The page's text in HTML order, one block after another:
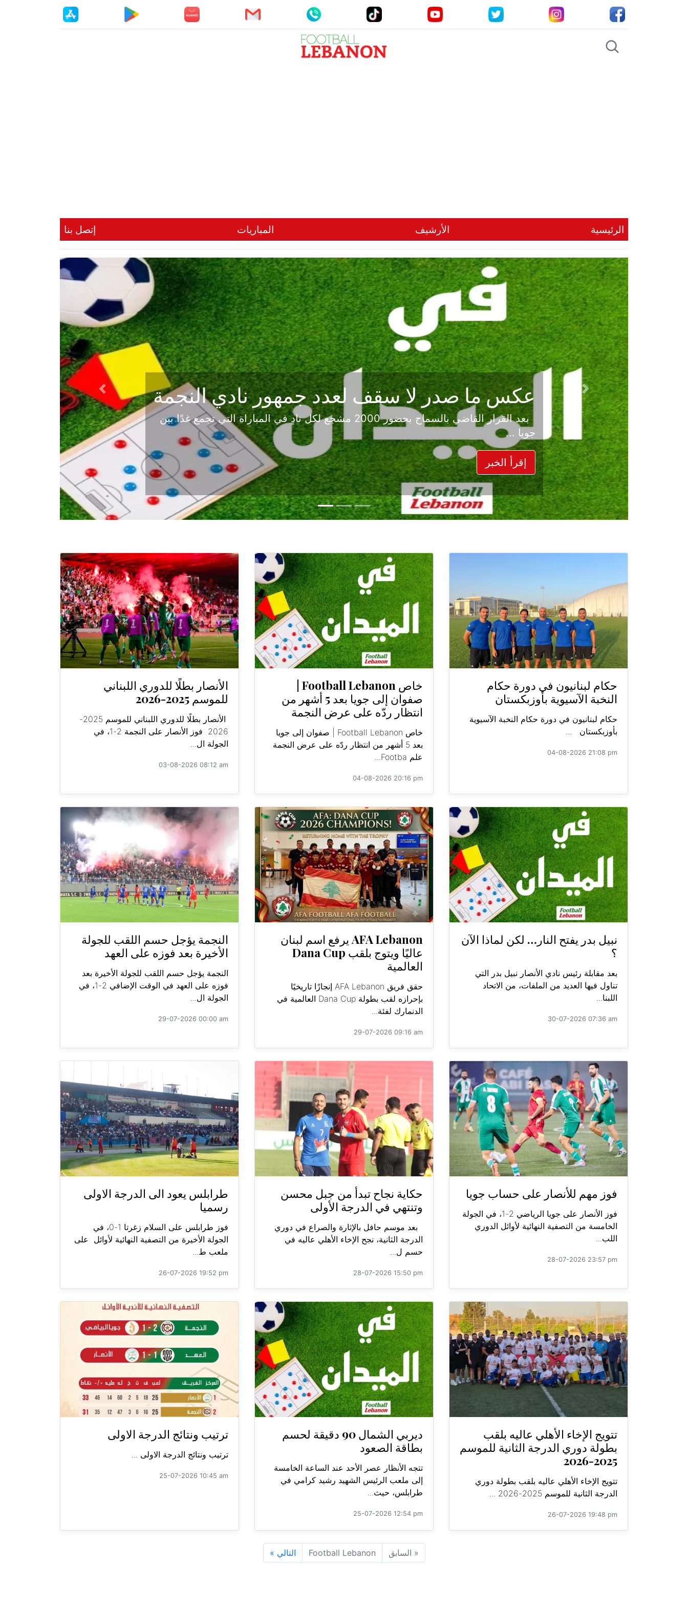
الرئيسية الأرشيف المباريات إتصل بنا
عكس ما صدر لا سقف لعدد جمهور نادي النجمة
بعد القرار القاضي بالسماح بحضور 2000 مشجع لكل نادٍ في المباراة التي تجمع غدًا بين
جويا ...
إقرأ الخبر
Previous
Next
حكام لبنانيون في دورة حكام
النخبة الآسيوية بأوزبكستان
حكام لبنانيون في دورة حكام النخبة الآسيوية
بأوزبكستان ...
04-08-2026 21:08 pm
صفوان إلى جويا بعد 5 أشهر من
انتظار ردّه على عرض النجمة
خاص Football Lebanon | صفوان إلى جويا
بعد 5 أشهر من انتظار ردّه على عرض النجمة
علم Footba...
04-08-2026 20:16 pm
الأنصار بطلًا للدوري اللبناني
للموسم 2025-2026
الأنصار بطلًا للدوري اللبناني للموسم 2025-
2026 فوز الأنصار على النجمة 2-1، في
الجولة ال...
03-08-2026 08:12 am
نبيل بدر يفتح النار… لكن لماذا الآن
؟
بعد مقابلة رئيس نادي الأنصار نبيل بدر التي
تناول فيها العديد من الملفات، من الاتحاد
اللبنا...
30-07-2026 07:36 am
AFA Lebanon يرفع اسم لبنان
عاليًا ويتوج بلقب Dana Cup
العالمية
حقق فريق AFA Lebanon إنجازًا تاريخيًا
بإحرازه لقب بطولة Dana Cup العالمية في
الدنمارك لفئة...
29-07-2026 09:16 am
النجمة يؤجل حسم اللقب للجولة
الأخيرة بعد فوزه على العهد
النجمة يؤجل حسم اللقب للجولة الأخيرة بعد
فوزه على العهد في الوقت الإضافي 2-1، في
الجولة ال...
29-07-2026 00:00 am
فوز مهم للأنصار على حساب جويا
فوز الأنصار على جويا الرياضي 2-1، في الجولة
الخامسة من التصفية النهائية لأوائل الدوري
اللب...
28-07-2026 23:57 pm
حكاية نجاح تبدأ من جبل محسن
وتنتهي في الدرجة الأولى
بعد موسم حافل بالإثارة والصراع في دوري
الدرجة الثانية، نجح الإخاء الأهلي عاليه في
حسم ل...
28-07-2026 15:50 pm
طرابلس يعود الى الدرجة الاولى
رسميا
فوز طرابلس على السلام زغرتا 1-0، في
الجولة الأخيرة من التصفية النهائية لأوائل على
ملعب ط...
26-07-2026 19:52 pm
تتويج الإخاء الأهلي عاليه بلقب
بطولة دوري الدرجة الثانية للموسم
2025-2026
تتويج الإخاء الأهلي عاليه بلقب بطولة دوري
الدرجة الثانية للموسم 2025-2026 ...
26-07-2026 19:48 pm
ديربي الشمال 90 دقيقة لحسم
بطاقة الصعود
تتجه الأنظار عصر الأحد عند الساعة الخامسة
إلى ملعب الرئيس الشهيد رشيد كرامي في
طرابلس، حيث...
25-07-2026 12:54 pm
ترتيب ونتائج الدرجة الاولى
ترتيب ونتائج الدرجة الاولى ...
25-07-2026 10:45 am
« السابق Football Lebanon التالي »